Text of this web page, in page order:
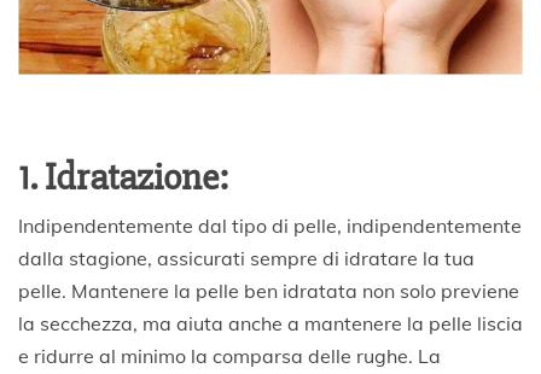
1. Idratazione:
Indipendentemente dal tipo di pelle, indipendentemente
dalla stagione, assicurati sempre di idratare la tua
pelle. Mantenere la pelle ben idratata non solo previene
la secchezza, ma aiuta anche a mantenere la pelle liscia
e ridurre al minimo la comparsa delle rughe. La